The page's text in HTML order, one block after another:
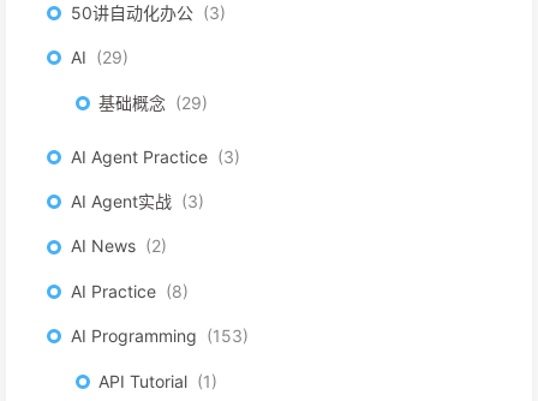
50讲自动化办公 3
AI 29
基础概念 29
AI Agent Practice 3
AI Agent实战 3
AI News 2
AI Practice 8
AI Programming 153
API Tutorial 1